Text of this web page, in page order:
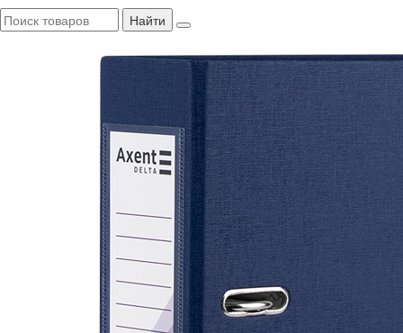
Найти